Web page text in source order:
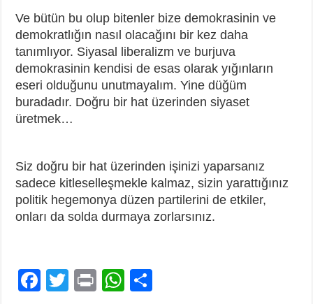
Ve bütün bu olup bitenler bize demokrasinin ve
demokratlığın nasıl olacağını bir kez daha
tanımlıyor. Siyasal liberalizm ve burjuva
demokrasinin kendisi de esas olarak yığınların
eseri olduğunu unutmayalım. Yine düğüm
buradadır. Doğru bir hat üzerinden siyaset
üretmek…
Siz doğru bir hat üzerinden işinizi yaparsanız
sadece kitleselleşmekle kalmaz, sizin yarattığınız
politik hegemonya düzen partilerini de etkiler,
onları da solda durmaya zorlarsınız.
F
T
Pr W